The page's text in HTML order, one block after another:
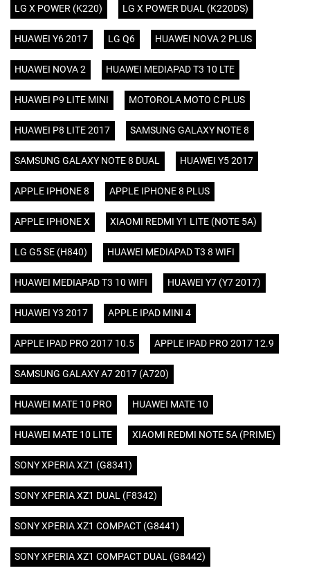
LG X POWER (K220) LG X POWER DUAL (K220DS)
HUAWEI Y6 2017 LG Q6 HUAWEI NOVA 2 PLUS
HUAWEI NOVA 2 HUAWEI MEDIAPAD T3 10 LTE
HUAWEI P9 LITE MINI MOTOROLA MOTO C PLUS
HUAWEI P8 LITE 2017 SAMSUNG GALAXY NOTE 8
SAMSUNG GALAXY NOTE 8 DUAL HUAWEI Y5 2017
APPLE IPHONE 8 APPLE IPHONE 8 PLUS
APPLE IPHONE X XIAOMI REDMI Y1 LITE (NOTE 5A)
LG G5 SE (H840) HUAWEI MEDIAPAD T3 8 WIFI
HUAWEI MEDIAPAD T3 10 WIFI HUAWEI Y7 (Y7 2017)
HUAWEI Y3 2017 APPLE IPAD MINI 4
APPLE IPAD PRO 2017 10.5 APPLE IPAD PRO 2017 12.9
SAMSUNG GALAXY A7 2017 (A720)
HUAWEI MATE 10 PRO HUAWEI MATE 10
HUAWEI MATE 10 LITE XIAOMI REDMI NOTE 5A (PRIME)
SONY XPERIA XZ1 (G8341)
SONY XPERIA XZ1 DUAL (F8342)
SONY XPERIA XZ1 COMPACT (G8441)
SONY XPERIA XZ1 COMPACT DUAL (G8442)